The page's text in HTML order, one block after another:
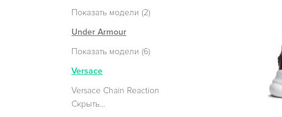
Показать модели (2)
Under Armour
Показать модели (6)
Versace
Versace Chain Reaction
Скрыть...